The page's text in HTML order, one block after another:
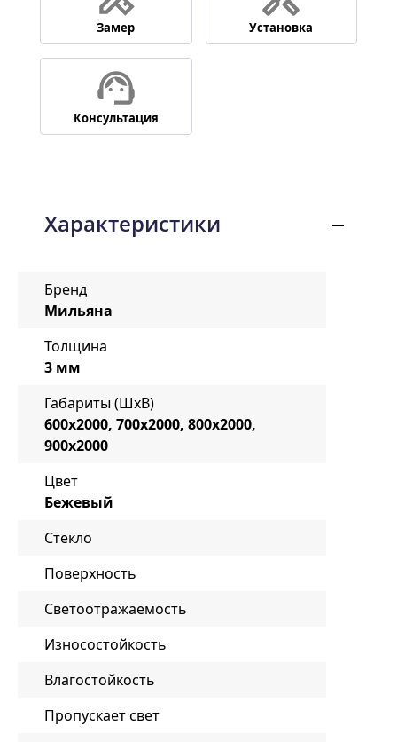
Замер Установка
Консультация
Характеристики
Бренд
Мильяна
Толщина
3 мм
Габариты (ШxВ)
600x2000, 700x2000, 800x2000,
900x2000
Цвет
Бежевый
Стекло
Поверхность
Светоотражаемость
Износостойкость
Влагостойкость
Пропускает свет